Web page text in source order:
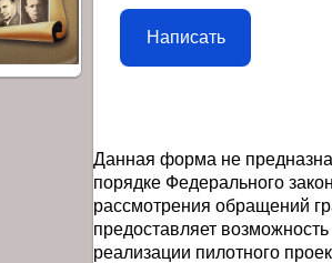
Написать
Данная форма не
порядке Федерального
рассмотрения обращений
предоставляет
реализации пилотного